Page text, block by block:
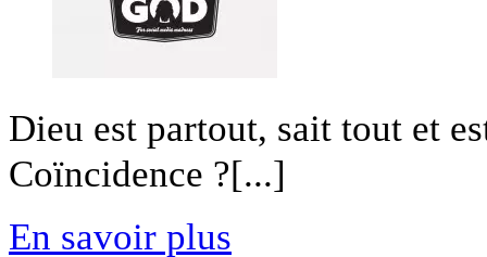
Dieu est partout, sait tout et
Coïncidence ?[...]
En savoir plus